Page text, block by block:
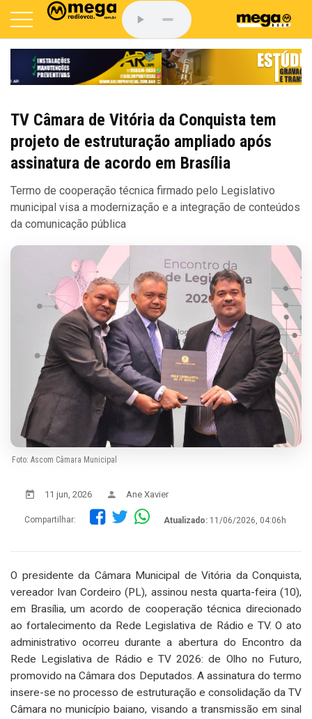
TV Câmara de Vitória da Conquista tem
projeto de estruturação ampliado após
assinatura de acordo em Brasília
Termo de cooperação técnica firmado pelo Legislativo
municipal visa a modernização e a integração de conteúdos
da comunicação pública
Foto: Ascom Câmara Municipal
11 jun, 2026 Ane Xavier
Compartilhar: Atualizado: 11/06/2026, 04:06h
O presidente da Câmara Municipal de Vitória da Conquista,
vereador Ivan Cordeiro (PL), assinou nesta quarta-feira (10),
em Brasília, um acordo de cooperação técnica direcionado
ao fortalecimento da Rede Legislativa de Rádio e TV. O ato
administrativo ocorreu durante a abertura do Encontro da
Rede Legislativa de Rádio e TV 2026: de Olho no Futuro,
promovido na Câmara dos Deputados. A assinatura do termo
insere-se no processo de estruturação e consolidação da TV
Câmara no município baiano, visando a transmissão em sinal